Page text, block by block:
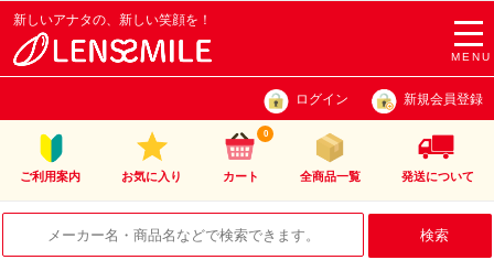
MENU
新しいアナタの、新しい笑顔を！
ログイン 新規会員登録
ご利用案内 お気に入り カート
0
全商品一覧 発送について